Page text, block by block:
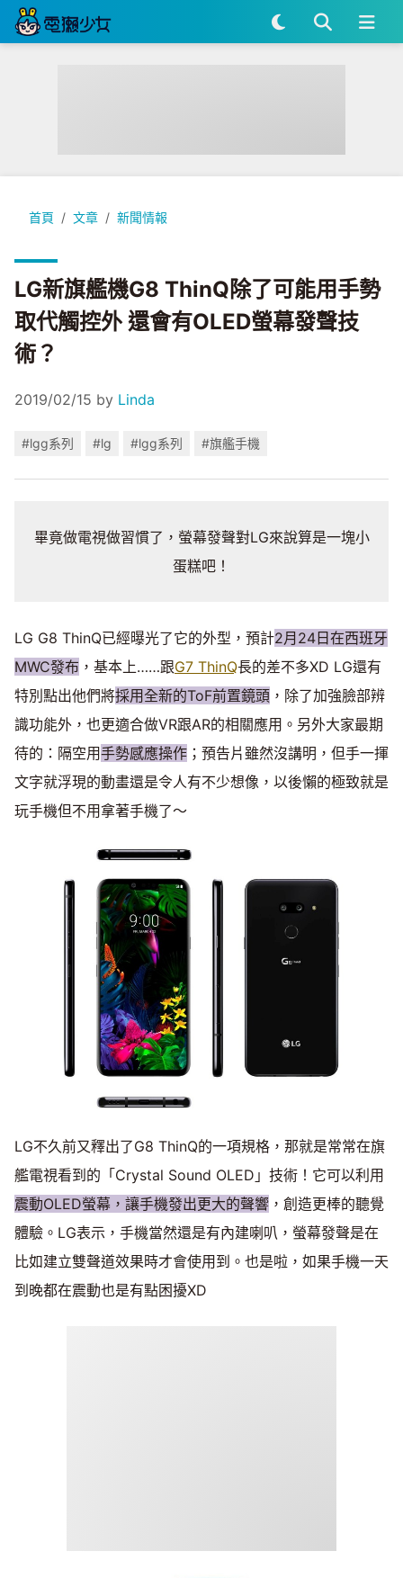
首頁 文章 新聞情報
LG新旗艦機G8 ThinQ除了可能用手勢取代觸控外 還會有OLED
LG新旗艦機G8 ThinQ除了可能用手勢
取代觸控外 還會有OLED螢幕發聲技
術？
2019/02/15 by Linda
#lgg系列 #lg #lgg系列 #旗艦手機
畢竟做電視做習慣了，螢幕發聲對LG來說算是一塊小
蛋糕吧！
LG G8 ThinQ已經曝光了它的外型，預計2月24日在西班牙
MWC發布 ，基本上……跟G7 ThinQ長的差不多XD LG還有
特別點出他們將採用全新的ToF前置鏡頭 ，除了加強臉部辨
識功能外，也更適合做VR跟AR的相關應用。另外大家最期
待的：隔空用手勢感應操作 ；預告片雖然沒講明，但手一揮
文字就浮現的動畫還是令人有不少想像，以後懶的極致就是
玩手機但不用拿著手機了～
LG不久前又釋出了G8 ThinQ的一項規格，那就是常常在旗
艦電視看到的「Crystal Sound OLED」技術！它可以利用
震動OLED螢幕，讓手機發出更大的聲響 ，創造更棒的聽覺
體驗。LG表示，手機當然還是有內建喇叭，螢幕發聲是在
比如建立雙聲道效果時才會使用到。也是啦，如果手機一天
到晚都在震動也是有點困擾XD